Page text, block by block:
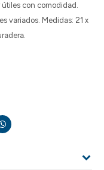
con comodidad.
variados. Medidas: 21 x